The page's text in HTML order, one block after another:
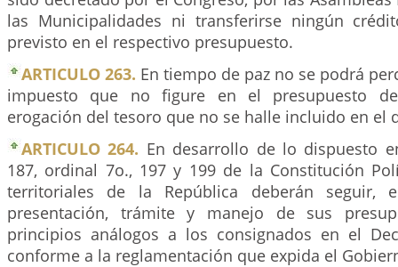
las Municipalidades ni transferirse ningún
previsto en el respectivo presupuesto.
ARTICULO 263. En tiempo de paz no se podrá
impuesto que no figure en el presupuesto
erogación del tesoro que no se halle incluido en el
ARTICULO 264. En desarrollo de lo dispuesto
187, ordinal 7o., 197 y 199 de la Constitución
territoriales de la República deberán seguir,
presentación, trámite y manejo de sus
principios análogos a los consignados en el
conforme a la reglamentación que expida el